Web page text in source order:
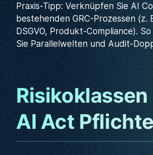
Praxis-Tipp: Verknüpfen Sie AI
bestehenden GRC-Prozessen (z.
DSGVO, Produkt-Compliance).
Sie Parallelwelten und Audit-
Risikoklassen
AI Act